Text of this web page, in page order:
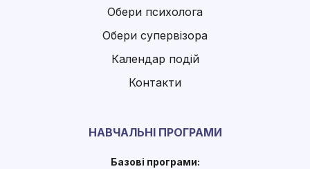
Обери психолога
Обери супервізора
Календар подій
Контакти
НАВЧАЛЬНІ ПРОГРАМИ
Базові програми: